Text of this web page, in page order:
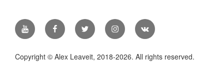
Youtube FacebookTwitter Instagram
В
контакте
Copyright © Alex Leaveit, 2018-2026. All rights reserved.